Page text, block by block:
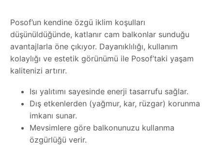
Posof’un kendine özgü iklim koşulları
düşünüldüğünde, katlanır cam balkonlar sunduğu
avantajlarla öne çıkıyor. Dayanıklılığı, kullanım
kolaylığı ve estetik görünümü ile Posof’taki yaşam
kalitenizi artırır.
Isı yalıtımı sayesinde enerji tasarrufu sağlar.
Dış etkenlerden (yağmur, kar, rüzgar) korunma
imkanı sunar.
Mevsimlere göre balkonunuzu kullanma
özgürlüğü verir.